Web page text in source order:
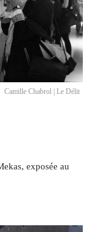
Camille Chabrol | Le Délit
exposée au